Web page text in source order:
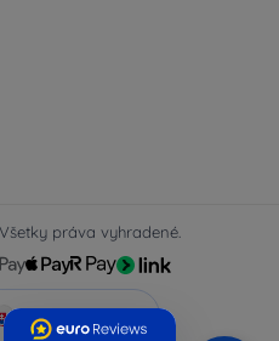
práva vyhradené.
Top4Mobile.sk